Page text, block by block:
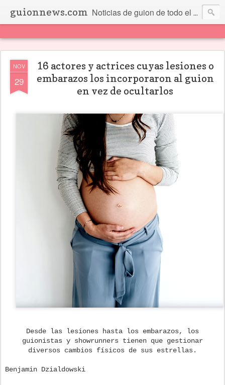
guionnews.com Noticias de guion de todo el mundo... Y más.
NOV
29
16 actores y actrices cuyas lesiones o
embarazos los incorporaron al guion
en vez de ocultarlos
Desde las lesiones hasta los embarazos, los
guionistas y showrunners tienen que gestionar
diversos cambios físicos de sus estrellas.
Benjamin Dzialdowski